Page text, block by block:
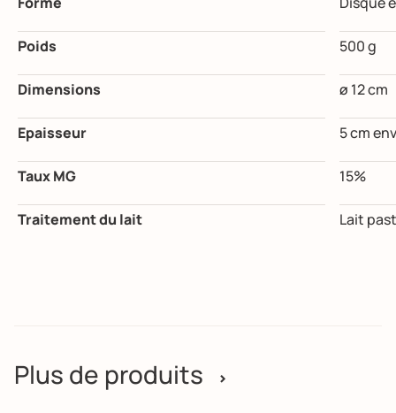
Poids 500 g
Dimensions ø 12 cm
Epaisseur 5 cm
Taux MG 15%
Traitement du lait Lait
Plus de produits >